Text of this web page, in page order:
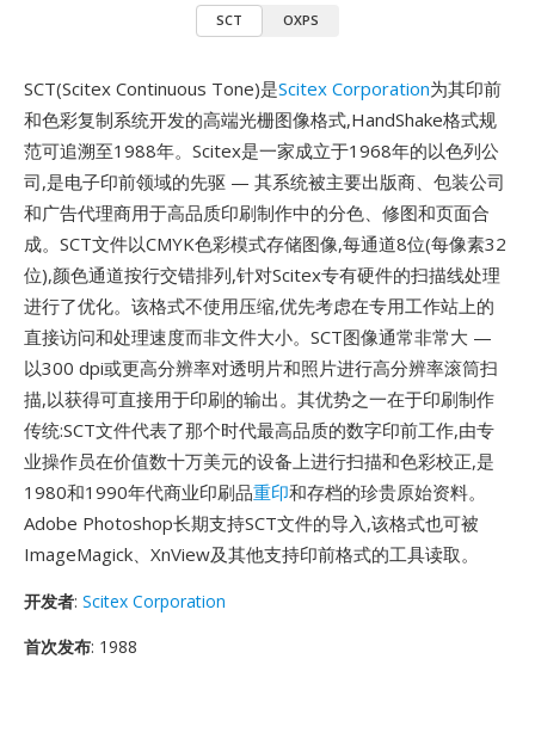
SCT OXPS
SCT(Scitex Continuous Tone)是Scitex Corporation为其印前
和色彩复制系统开发的高端光栅图像格式,HandShake格式规
范可追溯至1988年。Scitex是一家成立于1968年的以色列公
司,是电子印前领域的先驱 — 其系统被主要出版商、包装公司
和广告代理商用于高品质印刷制作中的分色、修图和页面合
成。SCT文件以CMYK色彩模式存储图像,每通道8位(每像素32
位),颜色通道按行交错排列,针对Scitex专有硬件的扫描线处理
进行了优化。该格式不使用压缩,优先考虑在专用工作站上的
直接访问和处理速度而非文件大小。SCT图像通常非常大 —
以300 dpi或更高分辨率对透明片和照片进行高分辨率滚筒扫
描,以获得可直接用于印刷的输出。其优势之一在于印刷制作
传统:SCT文件代表了那个时代最高品质的数字印前工作,由专
业操作员在价值数十万美元的设备上进行扫描和色彩校正,是
1980和1990年代商业印刷品重印和存档的珍贵原始资料。
Adobe Photoshop长期支持SCT文件的导入,该格式也可被
ImageMagick、XnView及其他支持印前格式的工具读取。
开发者: Scitex Corporation
首次发布: 1988